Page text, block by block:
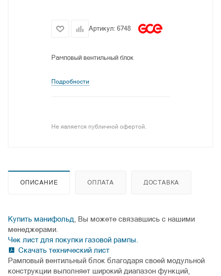
Артикул: 6748
Рамповый вентильный блок
Подробности
Не является публичной офертой.
ОПИСАНИЕ ОПЛАТА ДОСТАВКА
Купить манифольд , Вы можете связавшись с нашими
менеджерами.
Чек лист для покупки газовой рампы.
Скачать технический лист
Рамповый вентильный блок благодаря своей модульной
конструкции выполняет широкий диапазон функций,